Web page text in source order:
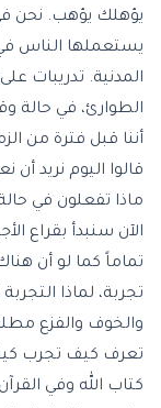
يؤهلك يؤهب. نحن
يستعملها الناس في
المدنية. تدريبات
الطوارئ، في حالة
أننا قبل فترة من
قالوا اليوم نريد
ماذا تفعلون في
الآن سنبدأ بقراع
تماماً كما لو أن
تجربة، لماذا
والخوف والفزع
تعرف كيف تجرب
كتاب الله وفي